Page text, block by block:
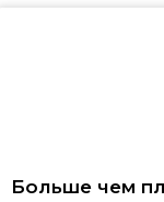
Больше чем